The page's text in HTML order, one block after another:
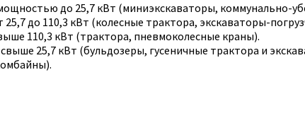
до 25,7 кВт (миниэкскаваторы, коммунально-
до 110,3 кВт (колесные трактора, экскаваторы-
110,3 кВт (трактора, пневмоколесные краны).
25,7 кВт (бульдозеры, гусеничные трактора и